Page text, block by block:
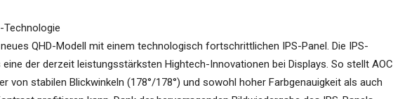
QHD-Modell mit einem technologisch fortschrittlichen IPS-Panel. Die IPS-
der derzeit leistungsstärksten Hightech-Innovationen bei Displays. So stellt AOC
von stabilen Blickwinkeln (178°/178°) und sowohl hoher Farbgenauigkeit als auch